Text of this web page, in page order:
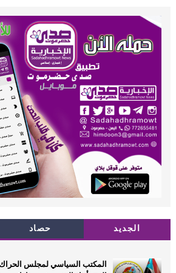
الجديد حصاد
المكتب السياسي لمجلس الحراك